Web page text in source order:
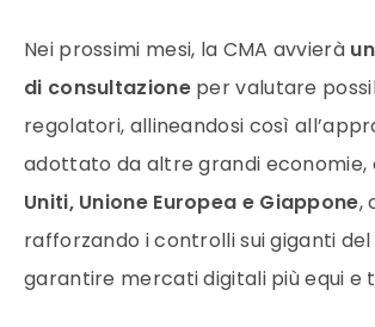
Nei prossimi mesi, la CMA avvierà
di consultazioneper valutare
regolatori, allineandosi così
adottato da altre grandi economie,
Uniti, Unione Europea e Giappone,
rafforzando i controlli sui giganti
garantire mercati digitali più equi e